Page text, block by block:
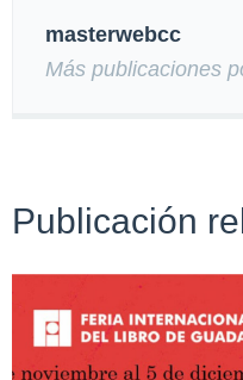
masterwebcc
Más publicaciones
Publicación